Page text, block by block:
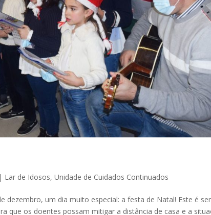
| Lar de Idosos,Unidade de Cuidados Continuados
dezembro, um dia muito especial: a festa de Natal! Este é
que os doentes possam mitigar a distância de casa e a